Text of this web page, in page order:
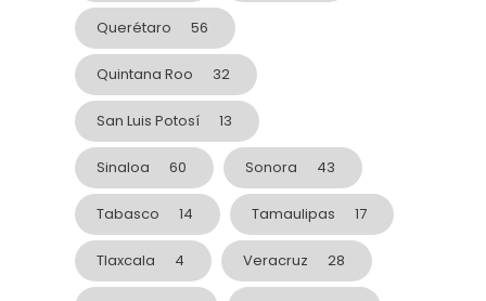
Querétaro 56
Quintana Roo 32
San Luis Potosí 13
Sinaloa 60 Sonora 43
Tabasco 14 Tamaulipas 17
Tlaxcala 4 Veracruz 28